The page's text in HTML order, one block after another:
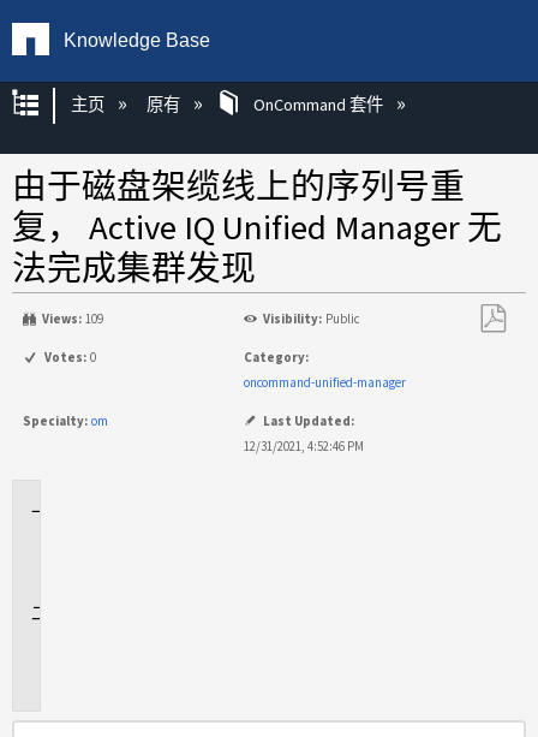
Knowledge Base
扩展/隐缩全局层次
主页 原有 OnCommand 套件
由于磁盘架缆线上的序列号重
复， Active IQ Unified Manager 无
法完成集群发现
Views: 109 Visibility: Public
Votes: 0
Category:
oncommand-unified-manager
Specialty: om
Last Updated:
12/31/2021, 4:52:46 PM